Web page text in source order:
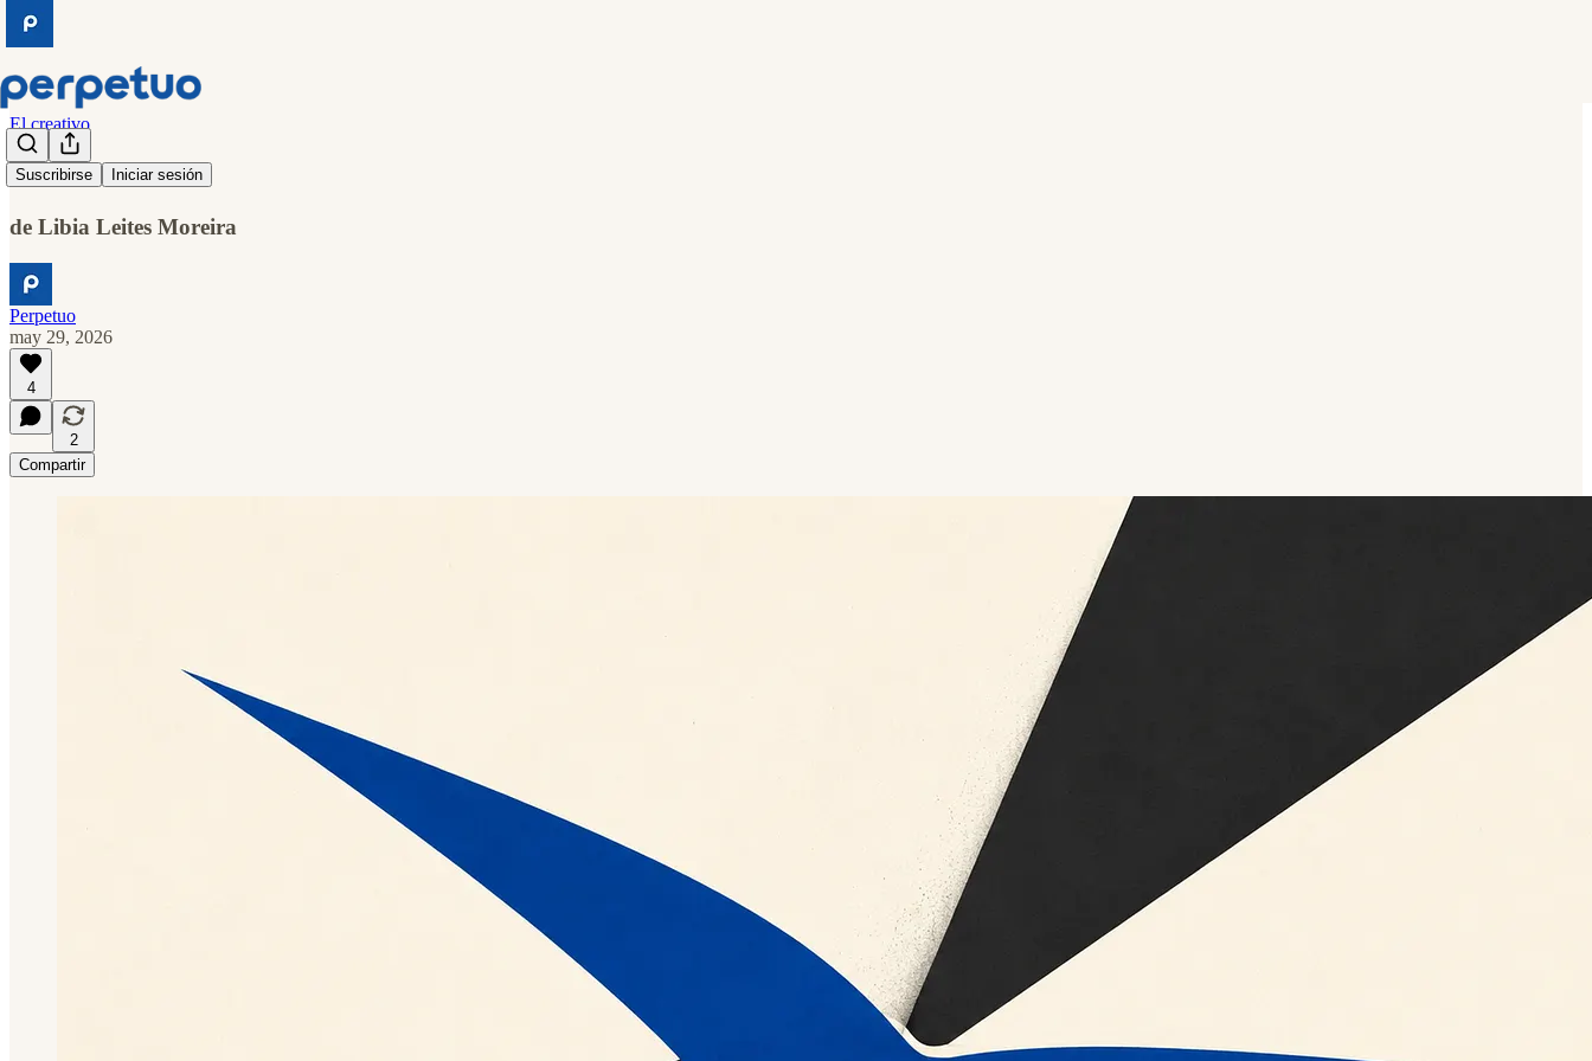
Suscribirse Iniciar sesión
El creativo
Ataviaré
de Libia Leites Moreira
Perpetuo
may 29, 2026
4
2
Compartir